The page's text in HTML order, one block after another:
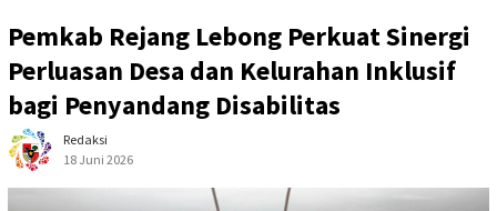
Pemkab Rejang Lebong Perkuat Sinergi
Perluasan Desa dan Kelurahan Inklusif
bagi Penyandang Disabilitas
Redaksi
18 Juni 2026